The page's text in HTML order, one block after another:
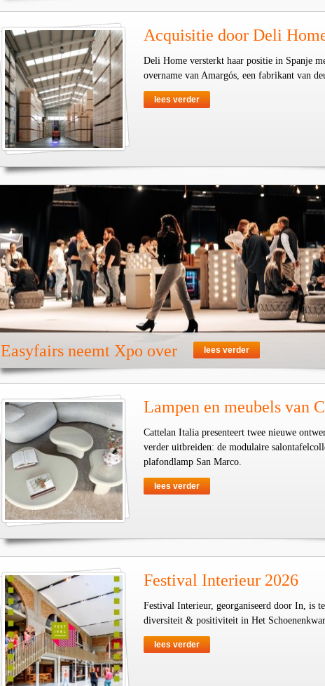
Acquisitie door Deli
Deli Home versterkt haar positie in Spanje
overname van Amargós, een fabrikant van
lees verder
Easyfairs neemt Xpo over lees verder
Lampen en meubels van
Cattelan Italia presenteert twee nieuwe
verder uitbreiden: de modulaire
plafondlamp San Marco.
lees verder
Festival Interieur 2026
Festival Interieur, georganiseerd door In, is
diversiteit & positiviteit in Het
lees verder